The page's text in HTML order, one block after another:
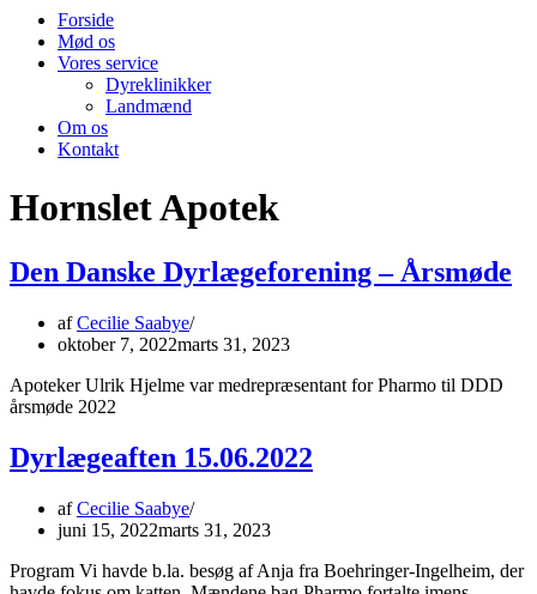
Forside
Mød os
Vores service
Dyreklinikker
Landmænd
Om os
Kontakt
Hornslet Apotek
Den Danske Dyrlægeforening – Årsmøde
afCecilie Saabye
oktober 7, 2022marts 31, 2023
Apoteker Ulrik Hjelme var medrepræsentant for Pharmo til DDD
årsmøde 2022
Dyrlægeaften 15.06.2022
afCecilie Saabye
juni 15, 2022marts 31, 2023
Program Vi havde b.la. besøg af Anja fra Boehringer-Ingelheim, der